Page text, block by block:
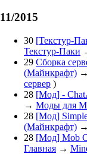
11/2015
30 [Текстур-
Текстур-Паки
29 Сборка
(Майнкрафт) →
сервер )
28 [Мод] -
→ Моды для
28 [Мод]
(Майнкрафт) →
28 [Мод] Mob
Главная →